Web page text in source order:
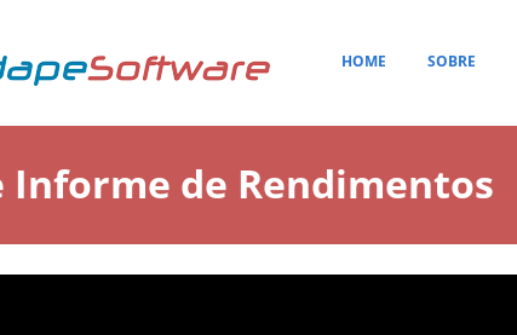
HOME SOBRE
Informe de Rendimentos